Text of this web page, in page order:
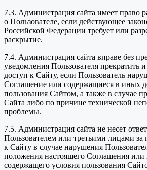
7.3. Администрация сайта имеет право
о Пользователе, если действующее
Российской Федерации требует или
раскрытие.
7.4. Администрация сайта вправе без
уведомления Пользователя прекратить
доступ к Сайту, если Пользователь
Соглашение или содержащиеся в иных
пользования Сайтом, а также в случае
Сайта либо по причине технической
проблемы.
7.5. Администрация сайта не несет
Пользователем или третьими лицами за
к Сайту в случае нарушения
положения настоящего Соглашения или
содержащего условия пользования